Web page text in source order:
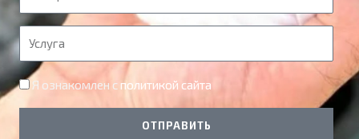
е
л
е
ф
У
с
л Я ознакомлен сполитикой сайта
ОТПРАВИТЬ